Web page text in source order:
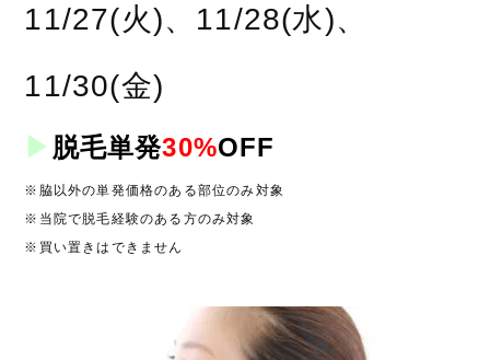
11/27(火)、11/28(水)、
11/30(金)
▶︎ 脱毛単発30%OFF
※脇以外の単発価格のある部位のみ対象
※当院で脱毛経験のある方のみ対象
※買い置きはできません